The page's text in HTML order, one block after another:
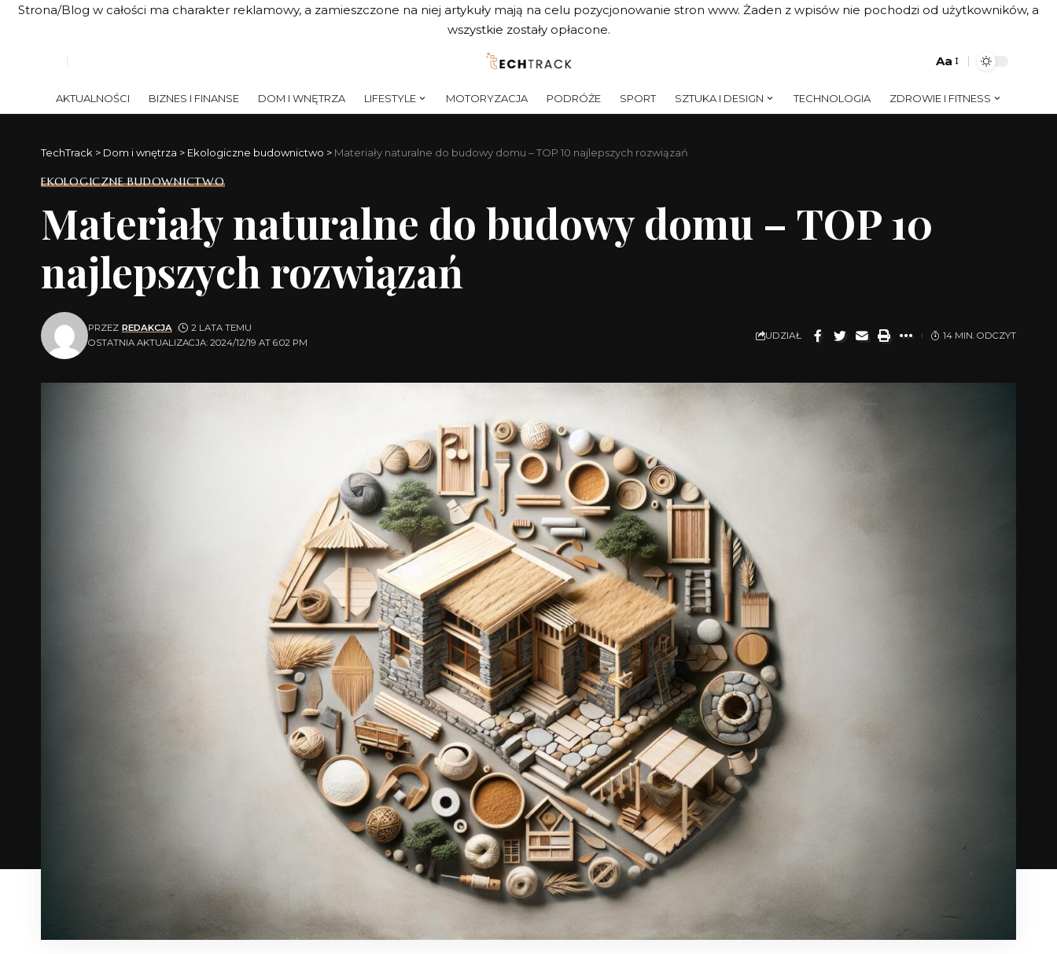
Strona/Blog w całości ma charakter reklamowy, a zamieszczone na niej artykuły mają na celu pozycjonowanie stron www. Żaden z wpisów nie pochodzi od użytkowników, a
wszystkie zostały opłacone.
Aa
AKTUALNOŚCI BIZNES I FINANSE DOM I WNĘTRZA LIFESTYLE MOTORYZACJA PODRÓŻE SPORT SZTUKA I DESIGN TECHNOLOGIA ZDROWIE I FITNESS
TechTrack > Dom i wnętrza > Ekologiczne budownictwo > Materiały naturalne do budowy domu – TOP 10 najlepszych rozwiązań
EKOLOGICZNE BUDOWNICTWO
Materiały naturalne do budowy domu – TOP 10
najlepszych rozwiązań
OSTATNIA AKTUALIZACJA: 2024/12/19 AT 6:02 PM
PRZEZ REDAKCJA 2 LATA TEMU
UDZIAŁ 14 MIN. ODCZYT